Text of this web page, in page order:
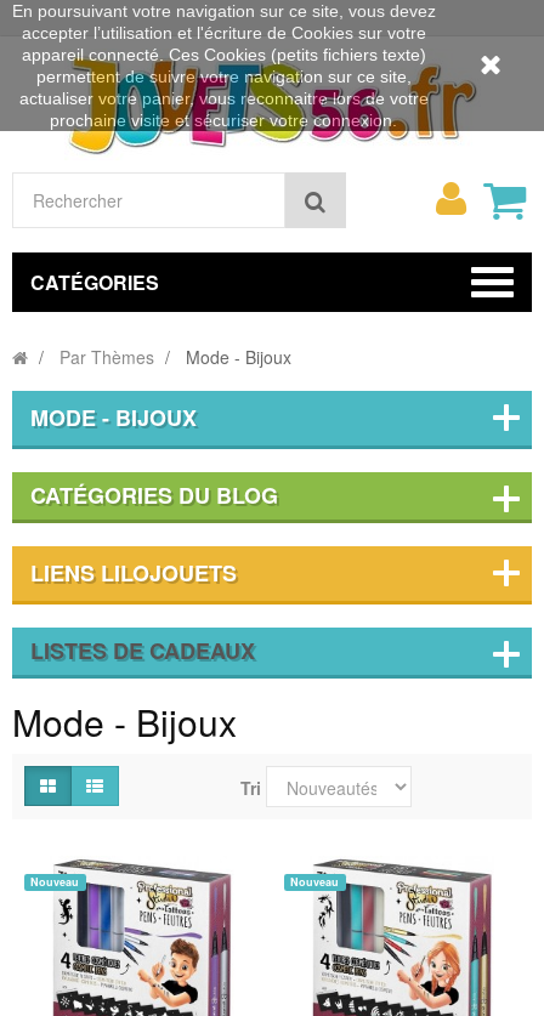
Rechercher
Mon
CATÉGORIES
Par Thèmes Mode - Bijoux
MODE - BIJOUX
CATÉGORIES DU BLOG
LIENS LILOJOUETS
LISTES DE CADEAUX
Mode - Bijoux
Tri
Nouveau Nouveau
En poursuivant votre navigation sur ce site, vous devez
accepter l’utilisation et l'écriture de Cookies sur votre
appareil connecté. Ces Cookies (petits fichiers texte)
permettent de suivre votre navigation sur ce site,
actualiser votre panier, vous reconnaitre lors de votre
prochaine visite et sécuriser votre connexion.